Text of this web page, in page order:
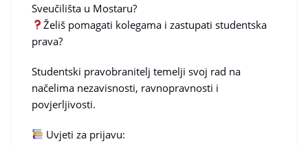
Sveučilišta u Mostaru?
Želiš pomagati kolegama i zastupati studentska
prava?
Studentski pravobranitelj temelji svoj rad na
načelima nezavisnosti, ravnopravnosti i
povjerljivosti.
Uvjeti za prijavu: